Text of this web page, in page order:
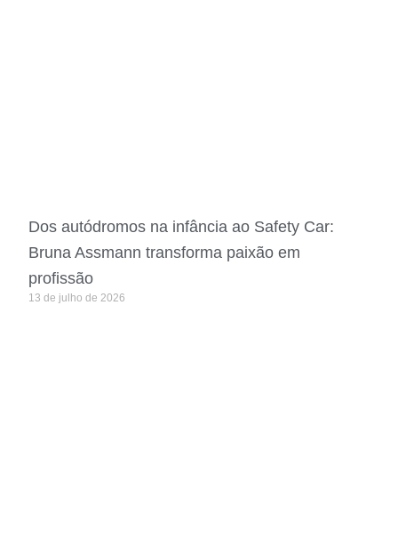
Dos autódromos na infância ao Safety Car:
Bruna Assmann transforma paixão em
profissão
13 de julho de 2026